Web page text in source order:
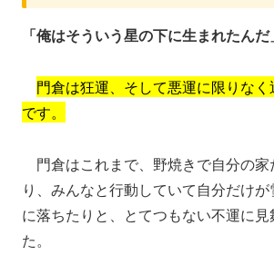
「俺はそういう星の下に生まれたんだ
門倉は狂運、そして悪運に限りな
です。
門倉はこれまで、野焼きで自分の
り、みんなと行動していて自分だけ
に落ちたりと、とてつもない不運に
た。